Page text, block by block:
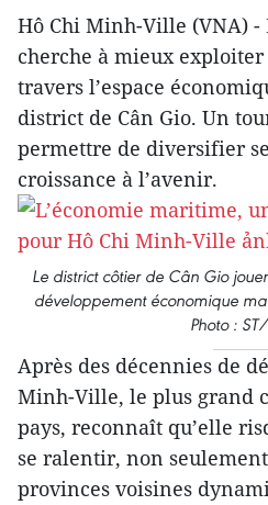
Hô Chi Minh-Ville (VNA) -
cherche à mieux
travers l’espace
district de Cân Gio. Un
permettre de diversifier
croissance à l’avenir.
Le district côtier de Cân Gio
développement économique
Photo :
Après des décennies de
Minh-Ville, le plus grand
pays, reconnaît qu’elle
se ralentir, non
provinces voisines